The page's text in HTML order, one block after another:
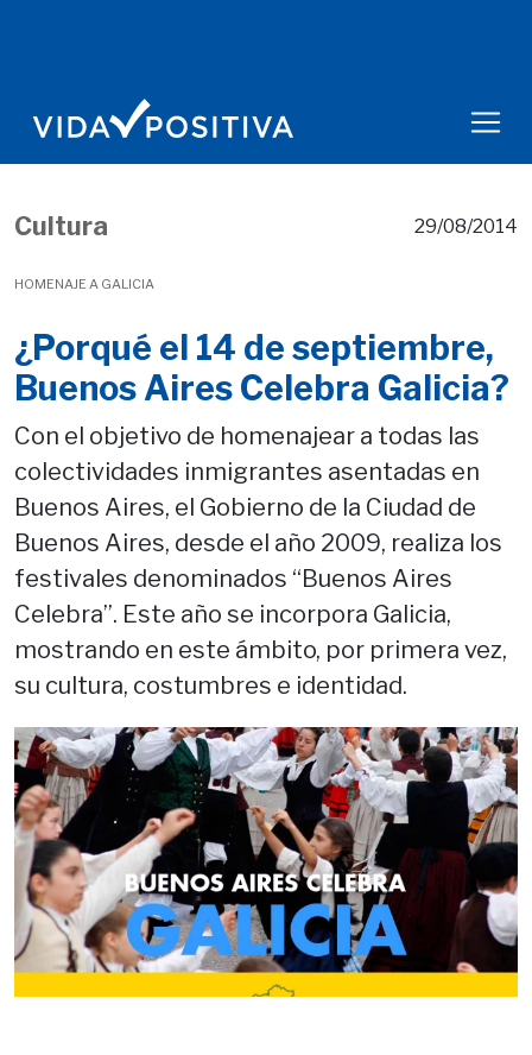
Cultura
HOMENAJE A GALICIA
29/08/2014
¿Porqué el 14 de septiembre,
Buenos Aires Celebra Galicia?
Con el objetivo de homenajear a todas las
colectividades inmigrantes asentadas en
Buenos Aires, el Gobierno de la Ciudad de
Buenos Aires, desde el año 2009, realiza los
festivales denominados “Buenos Aires
Celebra”. Este año se incorpora Galicia,
mostrando en este ámbito, por primera vez,
su cultura, costumbres e identidad.